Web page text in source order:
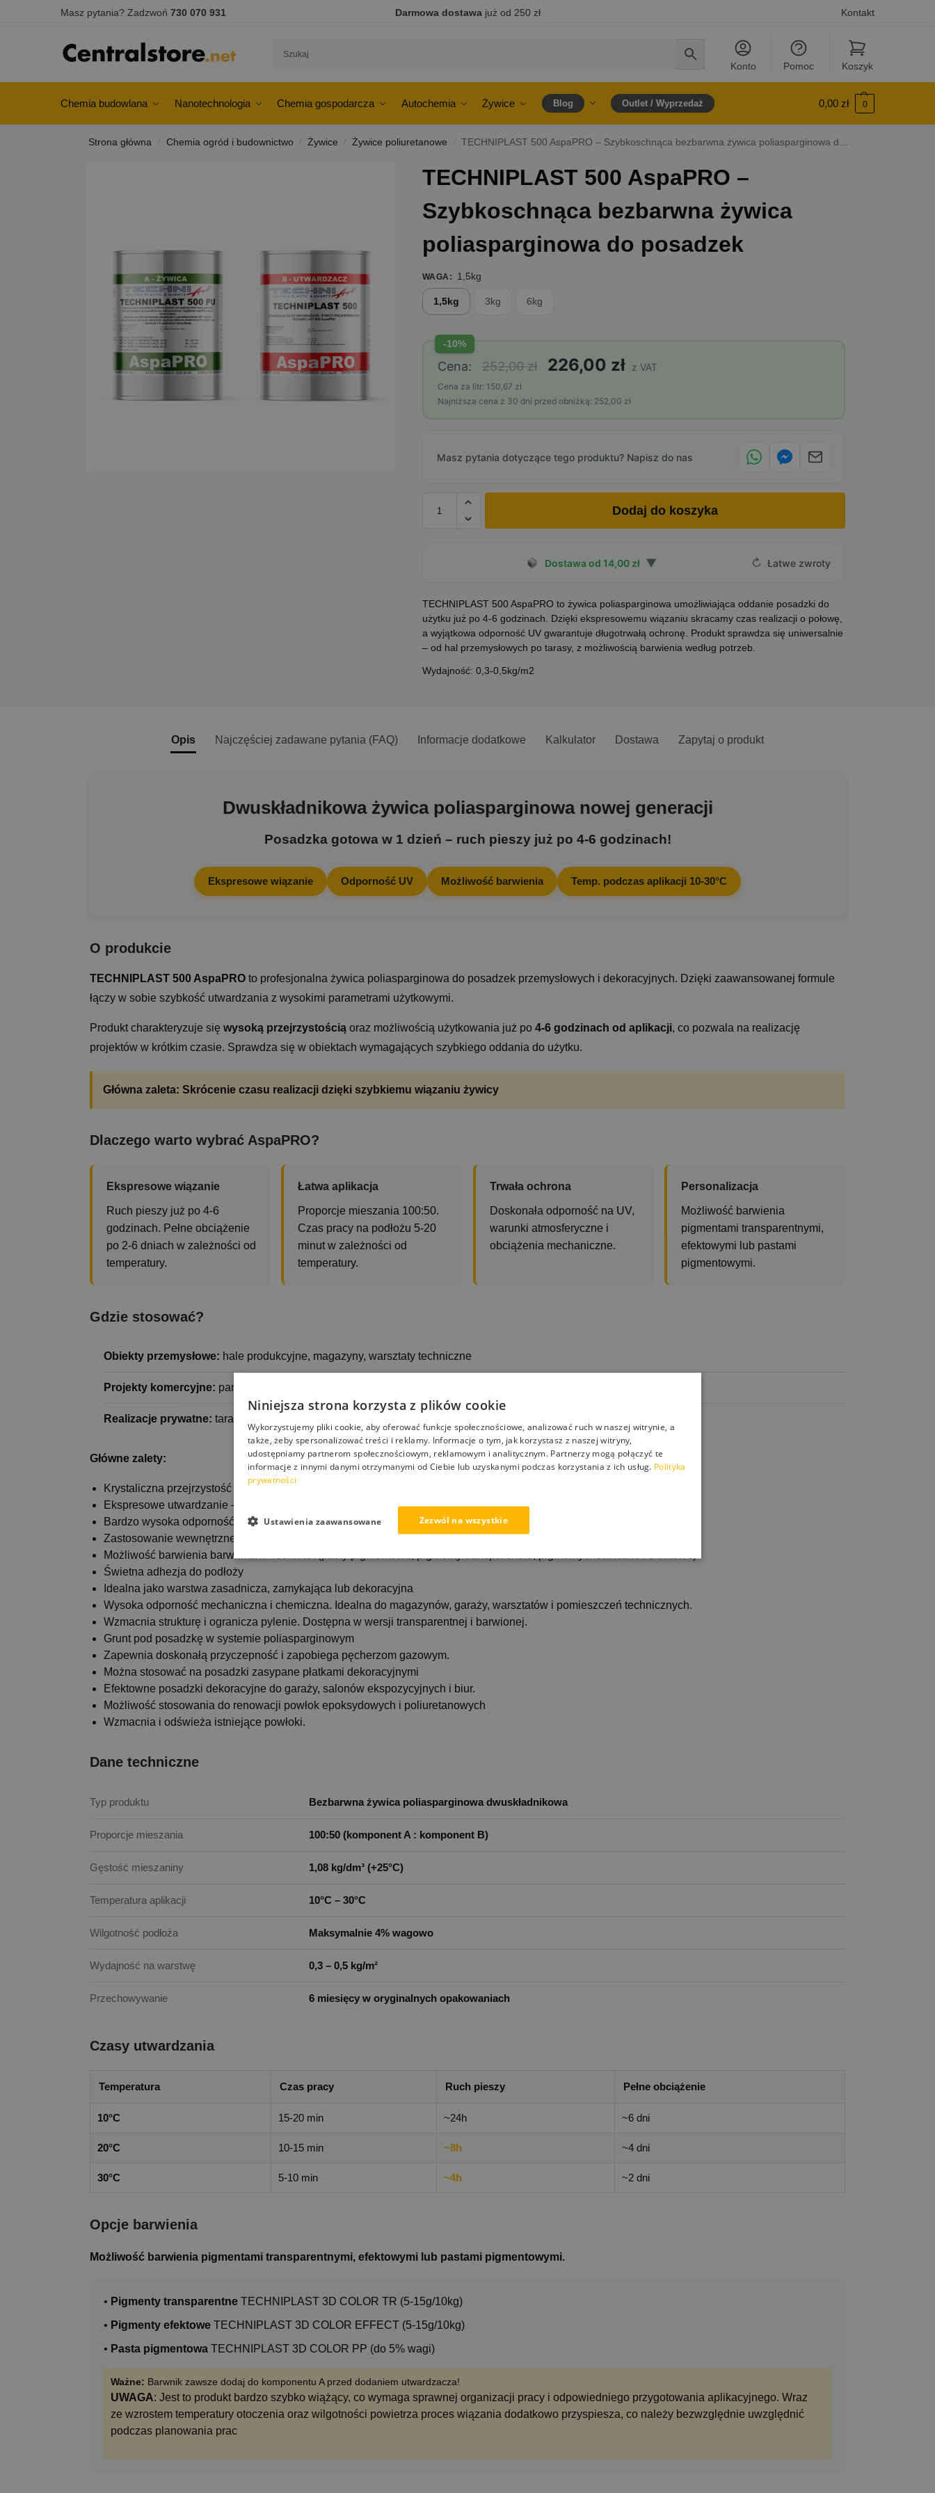
Masz pytania? Zadzwoń 730 070 931 Darmowa dostawajuż od 250 zł Kontakt
Konto Pomoc Koszyk
Chemia budowlana Nanotechnologia Chemia gospodarcza Autochemia Żywice Blog Outlet / Wyprzedaż 0,00 zł 0
Strona główna / Chemia ogród i budownictwo / Żywice / Żywice poliuretanowe / TECHNIPLAST 500 AspaPRO – Szybkoschnąca bezbarwna żywica poliasparginowa do posadzek
TECHNIPLAST 500 AspaPRO –
Szybkoschnąca bezbarwna żywica
poliasparginowa do posadzek
WAGA : 1,5kg
1,5kg 3kg 6kg
-10%
Cena: 252,00 zł 226,00 zł z VAT
Cena za litr: 150,67 zł
Najniższa cena z 30 dni przed obniżką: 252,00 zł
Masz pytania dotyczące tego produktu? Napisz do nas
Dodaj do koszyka
Dostawa od 14,00 zł ▼ ↻ Łatwe zwroty
TECHNIPLAST 500 AspaPRO to żywica poliasparginowa umożliwiająca oddanie posadzki do
użytku już po 4-6 godzinach. Dzięki ekspresowemu wiązaniu skracamy czas realizacji o połowę,
a wyjątkowa odporność UV gwarantuje długotrwałą ochronę. Produkt sprawdza się uniwersalnie
– od hal przemysłowych po tarasy, z możliwością barwienia według potrzeb.
Wydajność: 0,3-0,5kg/m2
Opis Najczęściej zadawane pytania (FAQ) Informacje dodatkowe Kalkulator Dostawa Zapytaj o produkt
Dwuskładnikowa żywica poliasparginowa nowej generacji
Posadzka gotowa w 1 dzień – ruch pieszy już po 4-6 godzinach!
Ekspresowe wiązanie Odporność UV Możliwość barwienia Temp. podczas aplikacji 10-30°C
O produkcie
TECHNIPLAST 500 AspaPROto profesjonalna żywica poliasparginowa do posadzek przemysłowych i dekoracyjnych. Dzięki zaawansowanej formule
łączy w sobie szybkość utwardzania z wysokimi parametrami użytkowymi.
Produkt charakteryzuje się wysoką przejrzystościąoraz możliwością użytkowania już po 4-6 godzinach od aplikacji, co pozwala na realizację
projektów w krótkim czasie. Sprawdza się w obiektach wymagających szybkiego oddania do użytku.
Główna zaleta: Skrócenie czasu realizacji dzięki szybkiemu wiązaniu żywicy
Dlaczego warto wybrać AspaPRO?
Ekspresowe wiązanie
Ruch pieszy już po 4-6
godzinach. Pełne obciążenie
po 2-6 dniach w zależności od
temperatury.
Łatwa aplikacja
Proporcje mieszania 100:50.
Czas pracy na podłożu 5-20
minut w zależności od
temperatury.
Trwała ochrona
Doskonała odporność na UV,
warunki atmosferyczne i
obciążenia mechaniczne.
Personalizacja
Możliwość barwienia
pigmentami transparentnymi,
efektowymi lub pastami
pigmentowymi.
Gdzie stosować?
Obiekty przemysłowe: hale produkcyjne, magazyny, warsztaty techniczne
Projekty komercyjne: parkingi, centra handlowe, przestrzenie gastronomiczne
Realizacje prywatne: tarasy, garaże, balkony, alejki ogrodowe
Główne zalety:
Krystaliczna przejrzystość
Ekspresowe utwardzanie – ruch pieszy już po 4–6 godzinach
Bardzo wysoka odporność UV i chemiczna
Zastosowanie wewnętrzne i zewnętrzne
Możliwość barwienia barwnikami Techniart (pasty pigmentowe, pigmenty transparentne, pigmenty metaliczne i efektowe)
Świetna adhezja do podłoży
Idealna jako warstwa zasadnicza, zamykająca lub dekoracyjna
Wysoka odporność mechaniczna i chemiczna. Idealna do magazynów, garaży, warsztatów i pomieszczeń technicznych.
Wzmacnia strukturę i ogranicza pylenie. Dostępna w wersji transparentnej i barwionej.
Grunt pod posadzkę w systemie poliasparginowym
Zapewnia doskonałą przyczepność i zapobiega pęcherzom gazowym.
Można stosować na posadzki zasypane płatkami dekoracyjnymi
Efektowne posadzki dekoracyjne do garaży, salonów ekspozycyjnych i biur.
Możliwość stosowania do renowacji powłok epoksydowych i poliuretanowych
Wzmacnia i odświeża istniejące powłoki.
Dane techniczne
Typ produktu Bezbarwna żywica poliasparginowa dwuskładnikowa
Proporcje mieszania 100:50 (komponent A : komponent B)
Gęstość mieszaniny 1,08 kg/dm³ (+25°C)
Temperatura aplikacji 10°C – 30°C
Wilgotność podłoża Maksymalnie 4% wagowo
Wydajność na warstwę 0,3 – 0,5 kg/m²
Przechowywanie 6 miesięcy w oryginalnych opakowaniach
Czasy utwardzania
Temperatura Czas pracy Ruch pieszy Pełne obciążenie
10°C 15-20 min ~24h ~6 dni
20°C 10-15 min ~8h ~4 dni
30°C 5-10 min ~4h ~2 dni
Opcje barwienia
Możliwość barwienia pigmentami transparentnymi, efektowymi lub pastami pigmentowymi.
• Pigmenty transparentneTECHNIPLAST 3D COLOR TR (5-15g/10kg)
• Pigmenty efektoweTECHNIPLAST 3D COLOR EFFECT (5-15g/10kg)
• Pasta pigmentowaTECHNIPLAST 3D COLOR PP (do 5% wagi)
Ważne: Barwnik zawsze dodaj do komponentu A przed dodaniem utwardzacza!
UWAGA: Jest to produkt bardzo szybko wiążący, co wymaga sprawnej organizacji pracy i odpowiedniego przygotowania aplikacyjnego. Wraz
ze wzrostem temperatury otoczenia oraz wilgotności powietrza proces wiązania dodatkowo przyspiesza, co należy bezwzględnie uwzględnić
podczas planowania prac​
Niniejsza strona korzysta z plików cookie
Wykorzystujemy pliki cookie, aby oferować funkcje społecznościowe, analizować ruch w naszej witrynie, a
także, żeby spersonalizować treści i reklamy. Informacje o tym, jak korzystasz z naszej witryny,
udostępniamy partnerom społecznościowym, reklamowym i analitycznym. Partnerzy mogą połączyć te
informacje z innymi danymi otrzymanymi od Ciebie lub uzyskanymi podczas korzystania z ich usług. Polityka
prywatności
Zezwól na wszystkie
Ustawienia zaawansowane